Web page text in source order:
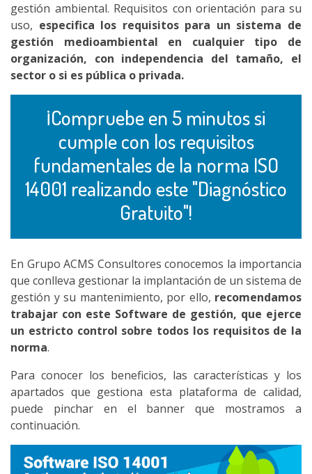
gestión ambiental. Requisitos con orientación para su
uso, especifica los requisitos para un sistema de
gestión medioambiental en cualquier tipo de
organización, con independencia del tamaño, el
sector o si es pública o privada.
¡Compruebe en 5 minutos si
cumple con los requisitos
fundamentales de la norma ISO
14001 realizando este "Diagnóstico
Gratuito"!
En Grupo ACMS Consultores conocemos la importancia
que conlleva gestionar la implantación de un sistema de
gestión y su mantenimiento, por ello, recomendamos
trabajar con este Software de gestión, que ejerce
un estricto control sobre todos los requisitos de la
norma.
Para conocer los beneficios, las características y los
apartados que gestiona esta plataforma de calidad,
puede pinchar en el banner que mostramos a
continuación.